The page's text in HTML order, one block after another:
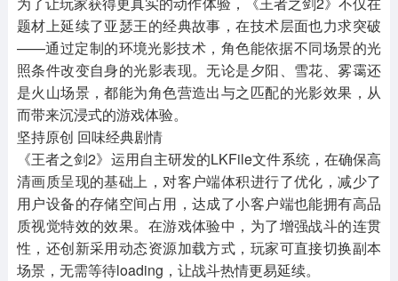
题材上延续了亚瑟王的经典故事，在技术层面也力求突破
——通过定制的环境光影技术，角色能依据不同场景的光
照条件改变自身的光影表现。无论是夕阳、雪花、雾霭还
是火山场景，都能为角色营造出与之匹配的光影效果，从
而带来沉浸式的游戏体验。
坚持原创 回味经典剧情
《王者之剑2》运用自主研发的LKFile文件系统，在确保高
清画质呈现的基础上，对客户端体积进行了优化，减少了
用户设备的存储空间占用，达成了小客户端也能拥有高品
质视觉特效的效果。在游戏体验中，为了增强战斗的连贯
性，还创新采用动态资源加载方式，玩家可直接切换副本
场景，无需等待loading，让战斗热情更易延续。